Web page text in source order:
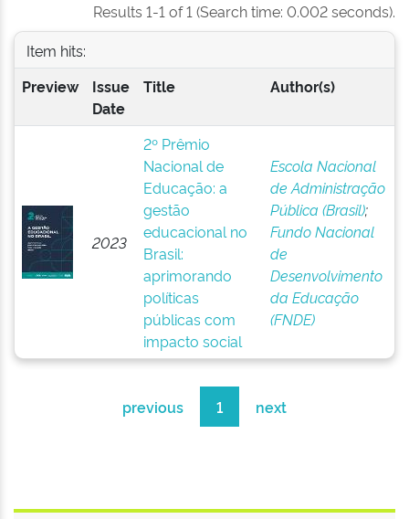
Results 1-1 of 1 (Search time: 0.002 seconds).
Item hits:
Preview
Issue
Date
Title Author(s)
2023
2º Prêmio
Nacional de
Educação: a
gestão
educacional no
Brasil:
aprimorando
políticas
públicas com
impacto social
Escola Nacional
de Administração
Pública (Brasil);
Fundo Nacional
de
Desenvolvimento
da Educação
(FNDE)
previous 1 next